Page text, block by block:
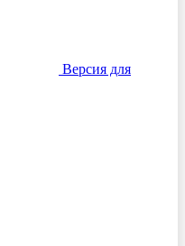
Версия для